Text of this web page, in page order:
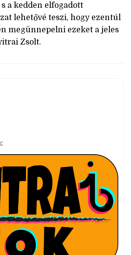
a kedden elfogadott
lehetővé teszi, hogy ezentúl
megünnepelni ezeket a jeles
Zsolt.